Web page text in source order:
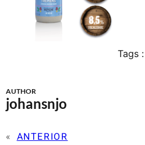
Tags :
AUTHOR
johansnjo
« ANTERIOR